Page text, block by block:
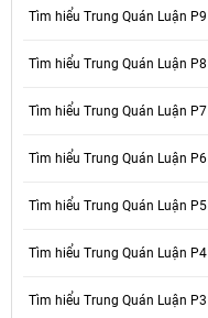
Tìm hiểu Trung Quán Luận P9
Tìm hiểu Trung Quán Luận P8
Tìm hiểu Trung Quán Luận P7
Tìm hiểu Trung Quán Luận P6
Tìm hiểu Trung Quán Luận P5
Tìm hiểu Trung Quán Luận P4
Tìm hiểu Trung Quán Luận P3